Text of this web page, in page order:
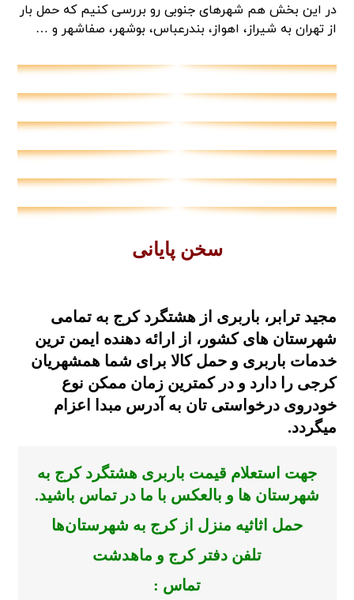
در این بخش هم شهرهای جنوبی رو بررسی کنیم که حمل بار
از تهران به شیراز، اهواز، بندرعباس، بوشهر، صفاشهر و …
سخن پایانی
مجید ترابر، باربری از هشتگرد کرج به تمامی
شهرستان های کشور، از ارائه دهنده ایمن ترین
خدمات باربری و حمل کالا برای شما همشهریان
کرجی را دارد و در کمترین زمان ممکن نوع
خودروی درخواستی تان به آدرس مبدا اعزام
میگردد.
جهت استعلام قیمت باربری هشتگرد کرج به
شهرستان ها و بالعکس با ما در تماس باشید.
حمل اثاثیه منزل ازکرج به شهرستان‌ها
تلفن دفتر کرج و ماهدشت
تماس :